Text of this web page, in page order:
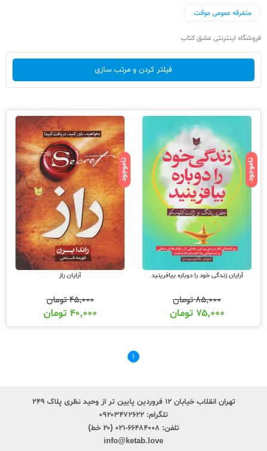
متفرقه عمومی موقت
فروشگاه اینترنتی عشق کتاب
فیلتر کردن و مرتب سازی
ناموجود
آرایان زندگی خود را دوباره بیافرینید
۸۵,۰۰۰تومان
۷۵,۰۰۰ تومان
ناموجود
آرایان راز
۴۵,۰۰۰تومان
۴۰,۰۰۰ تومان
۱
تهران انقلاب خیابان ۱۲ فروردین پایین تر از وحید نظری پلاک ۲۴۹
تلگرام: ۰۹۲۰۳۴۷۲۶۲۲
تلفن: ۶۶۴۸۴۰۰۸-۰۲۱ (۲۰ خط)
info@ketab.love